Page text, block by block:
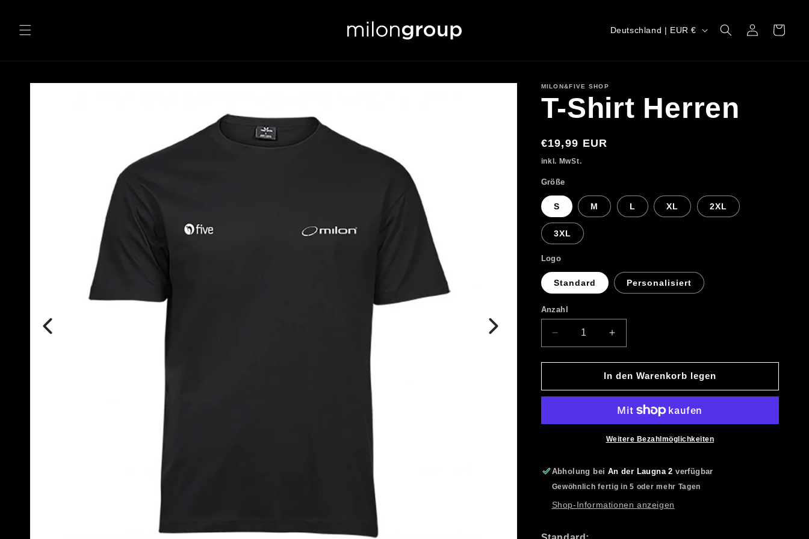
Inhalt
L
d
/
i
o
Deutschland | EUR € EinloggenWarenkorb
MILON&FIVE SHOP
T-Shirt Herren
Normaler
Preis
€19,99 EUR
inkl. MwSt.
Größe
S M L XL 2XL
3XL
Logo
Standard Personalisiert
Anzahl
Verringere
die
Menge
T-
Erhöhe
die
Menge
für
T-
Herren
In den Warenkorb legen
Weitere Bezahlmöglichkeiten
Abholung bei An der Laugna 2 verfügbar
Gewöhnlich fertig in 5 oder mehr Tagen
Shop-Informationen anzeigen